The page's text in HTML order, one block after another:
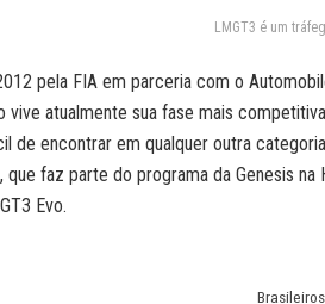
LMGT3 é um
pela FIA em parceria com o
vive atualmente sua fase mais
de encontrar em qualquer outra
, que faz parte do programa da Genesis na
Evo.